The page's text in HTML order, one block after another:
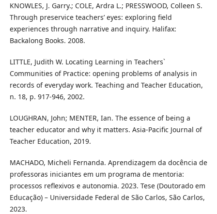
KNOWLES, J. Garry.; COLE, Ardra L.; PRESSWOOD, Colleen S.
Through preservice teachers’ eyes: exploring field
experiences through narrative and inquiry. Halifax:
Backalong Books. 2008.
LITTLE, Judith W. Locating Learning in Teachers`
Communities of Practice: opening problems of analysis in
records of everyday work. Teaching and Teacher Education,
n. 18, p. 917-946, 2002.
LOUGHRAN, John; MENTER, Ian. The essence of being a
teacher educator and why it matters. Asia-Pacific Journal of
Teacher Education, 2019.
MACHADO, Micheli Fernanda. Aprendizagem da docência de
professoras iniciantes em um programa de mentoria:
processos reflexivos e autonomia. 2023. Tese (Doutorado em
Educação) – Universidade Federal de São Carlos, São Carlos,
2023.